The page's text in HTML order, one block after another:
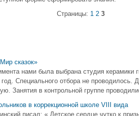
Страницы: 1 2 3
сказок»
нами была выбрана студия
Специального отбора не проводилось.
Занятия в контрольной группе
в коррекционной школе VIII вида
писал: « Детское сердце чутко к